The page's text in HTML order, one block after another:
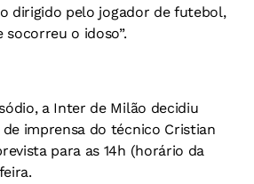
dirigido pelo jogador de futebol,
o idoso”.
a Inter de Milão decidiu
imprensa do técnico Cristian
para as 14h (horário da